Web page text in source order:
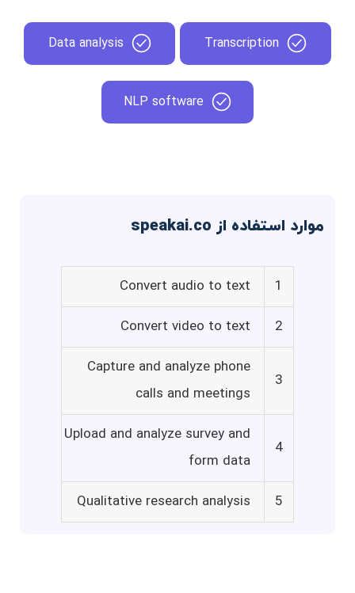
Transcription
Data analysis
NLP software
موارد استفاده از speakai.co
1
Convert audio to text
2
Convert video to text
3
Capture and analyze phone
calls and meetings
4
Upload and analyze survey and
form data
5
Qualitative research analysis